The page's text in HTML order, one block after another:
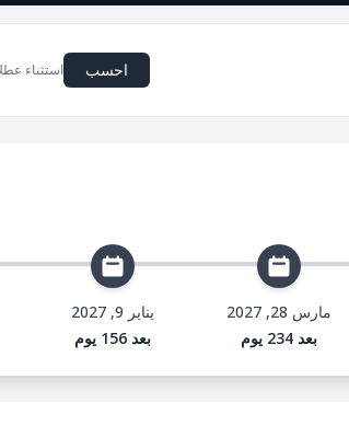
استثناء
احسب
يناير 9, 2027
بعد 156 يوم
مارس 28, 2027
بعد 234 يوم